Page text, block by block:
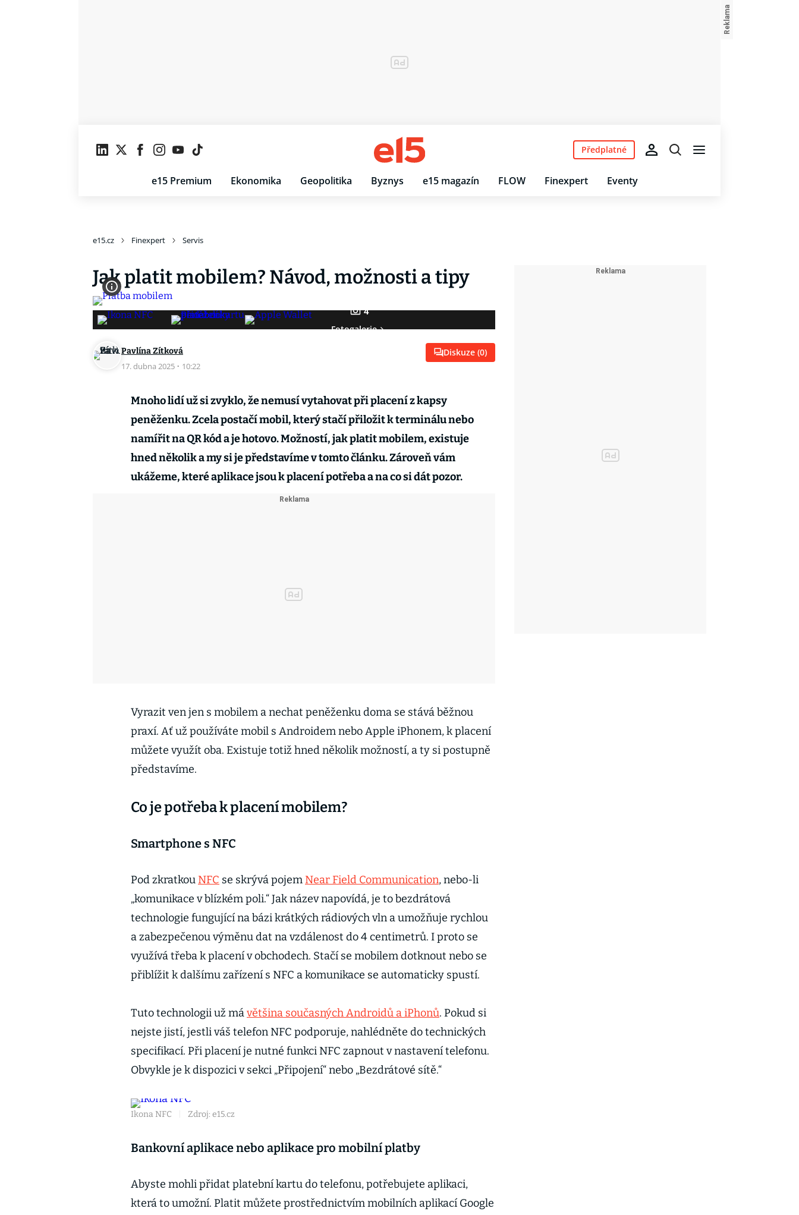
e15 Premium Ekonomika Geopolitika Byznys e15 magazín FLOW Finexpert Eventy
Předplatné
e15.cz Finexpert Servis
Jak platit mobilem? Návod, možnosti a tipy
4
Fotogalerie
Pavlína Zítková
17. dubna 2025 · 10:22
Diskuze (0)
Mnoho lidí už si zvyklo, že nemusí vytahovat při placení z kapsy
peněženku. Zcela postačí mobil, který stačí přiložit k terminálu nebo
namířit na QR kód a je hotovo. Možností, jak platit mobilem, existuje
hned několik a my si je představíme v tomto článku. Zároveň vám
ukážeme, které aplikace jsou k placení potřeba a na co si dát pozor.
Vyrazit ven jen s mobilem a nechat peněženku doma se stává běžnou
praxí. Ať už používáte mobil s Androidem nebo Apple iPhonem, k placení
můžete využít oba. Existuje totiž hned několik možností, a ty si postupně
představíme.
Co je potřeba k placení mobilem?
Smartphone s NFC
Pod zkratkou NFC se skrývá pojem Near Field Communication, nebo-li
„komunikace v blízkém poli.“ Jak název napovídá, je to bezdrátová
technologie fungující na bázi krátkých rádiových vln a umožňuje rychlou
a zabezpečenou výměnu dat na vzdálenost do 4 centimetrů. I proto se
využívá třeba k placení v obchodech. Stačí se mobilem dotknout nebo se
přiblížit k dalšímu zařízení s NFC a komunikace se automaticky spustí.
Tuto technologii už mávětšina současných Androidů a iPhonů. Pokud si
nejste jistí, jestli váš telefon NFC podporuje, nahlédněte do technických
specifikací. Při placení je nutné funkci NFC zapnout v nastavení telefonu.
Obvykle je k dispozici v sekci „Připojení“ nebo „Bezdrátové sítě.“
Ikona NFC Zdroj: e15.cz
Bankovní aplikace nebo aplikace pro mobilní platby
Abyste mohli přidat platební kartu do telefonu, potřebujete aplikaci,
která to umožní. Platit můžete prostřednictvím mobilních aplikací Google